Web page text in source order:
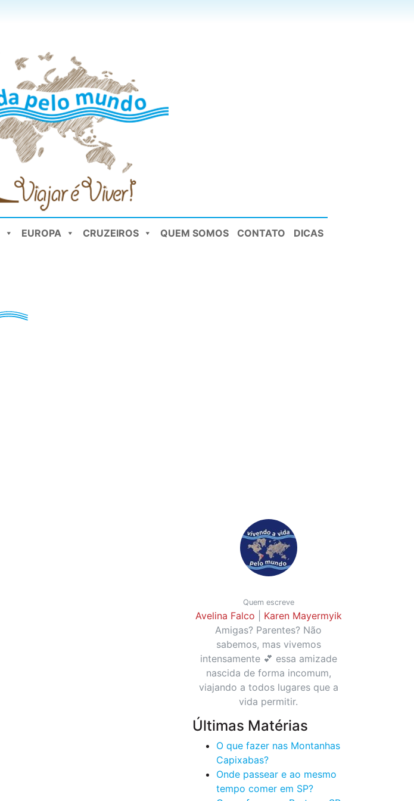
EUROPA CRUZEIROS QUEM SOMOS CONTATO DICAS
Quem escreve
Avelina Falco
Karen Mayermyik
Amigas? Parentes? Não
sabemos, mas vivemos
intensamente 💕 essa amizade
nascida de forma incomum,
viajando a todos lugares que a
vida permitir.
Últimas Matérias
O que fazer nas Montanhas
Capixabas?
Onde passear e ao mesmo
tempo comer em SP?